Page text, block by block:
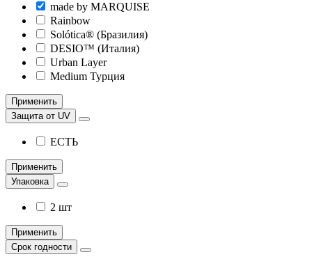
made by MARQUISE
Rainbow
Solótica® (Бразилия)
DESIO™ (Италия)
Urban Layer
Medium Турция
Применить
Защита от UV
ЕСТЬ
Применить
Упаковка
2 шт
Применить
Срок годности